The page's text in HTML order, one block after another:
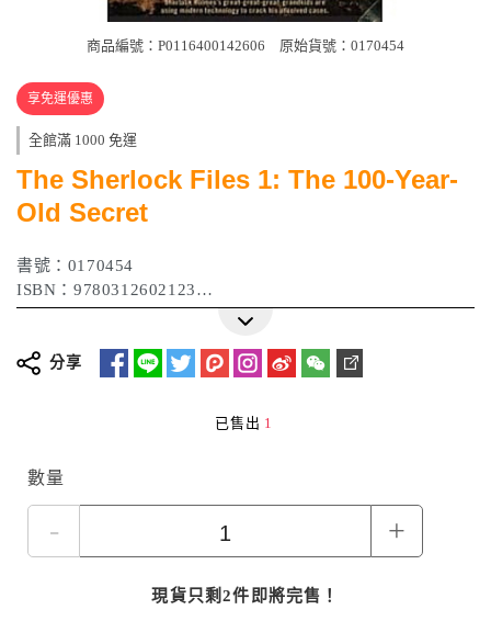
商品編號：P0116400142606 原始貨號：0170454
享免運優惠
全館滿 1000 免運
The Sherlock Files 1: The 100-Year-
Old Secret
書號：0170454
ISBN：9780312602123
作者：Tracy Barrett
分享
已售出 1
數量
- +
現貨只剩2件即將完售！